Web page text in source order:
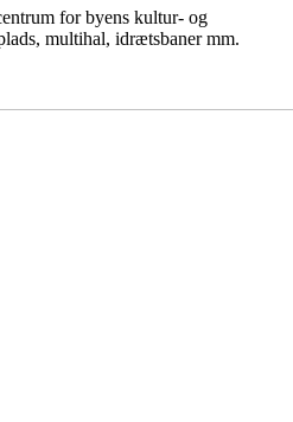
for byens kultur- og
multihal, idrætsbaner mm.